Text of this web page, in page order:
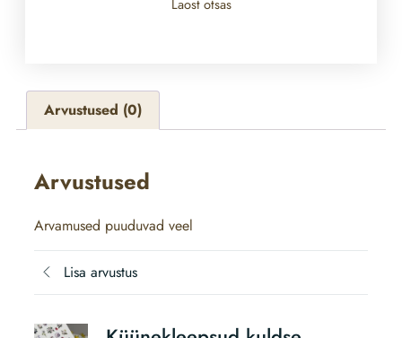
Laost otsas
Arvustused (0)
Arvustused
Arvamused puuduvad veel
Lisa arvustus